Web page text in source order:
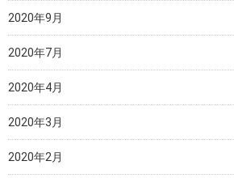
2020年9月
2020年7月
2020年4月
2020年3月
2020年2月